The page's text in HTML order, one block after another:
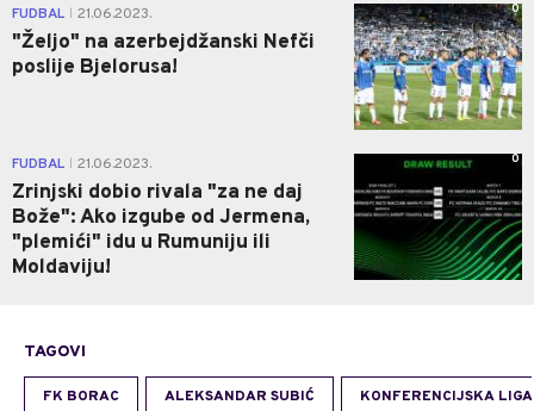
FUDBAL 21.06.2023.
"Željo" na azerbejdžanski Nefči
poslije Bjelorusa!
0
FUDBAL 21.06.2023.
Zrinjski dobio rivala "za ne daj
Bože": Ako izgube od Jermena,
"plemići" idu u Rumuniju ili
Moldaviju!
0
TAGOVI
FK BORAC ALEKSANDAR SUBIĆ KONFERENCIJSKA LIGA